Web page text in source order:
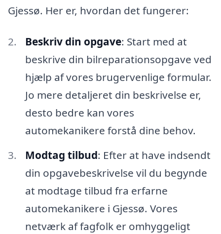
Gjessø. Her er, hvordan det fungerer:
Beskriv din opgave: Start med at
beskrive din bilreparationsopgave ved
hjælp af vores brugervenlige formular.
Jo mere detaljeret din beskrivelse er,
desto bedre kan vores
automekanikere forstå dine behov.
Modtag tilbud: Efter at have indsendt
din opgavebeskrivelse vil du begynde
at modtage tilbud fra erfarne
automekanikere i Gjessø. Vores
netværk af fagfolk er omhyggeligt